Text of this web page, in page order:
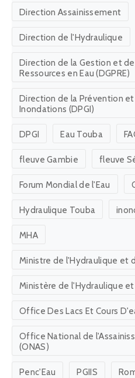
Direction Assainissement
Direction de l'Hydraulique
Direction de la Gestion et
Ressources en Eau (DGPRE)
Direction de la Prévention
Inondations (DPGI)
DPGI Eau Touba
fleuve Gambie fleuve
Forum Mondial de l'Eau
Hydraulique Touba
MHA
Ministre de l'Hydraulique et
Ministère de l'Hydraulique
Office Des Lacs Et Cours
Office National de
(ONAS)
Penc'Eau PGIIS